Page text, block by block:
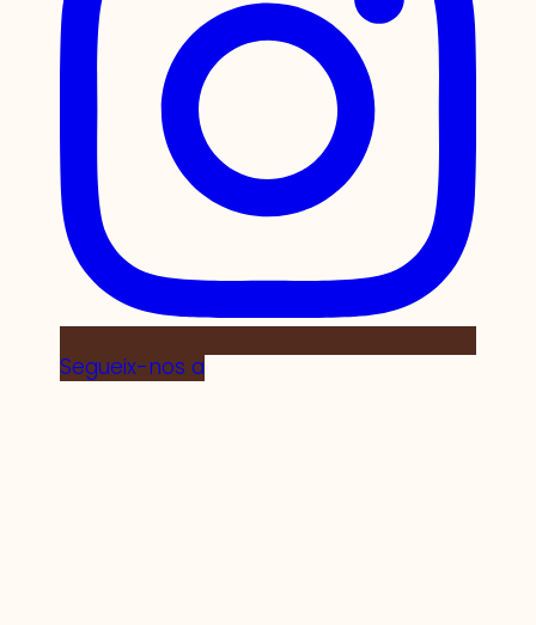
Segueix-nos a